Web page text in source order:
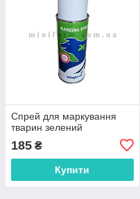
Спрей для маркування
тварин зелений
185 ₴
Купити